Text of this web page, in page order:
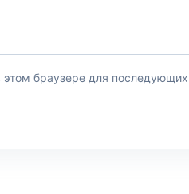
этом браузере для